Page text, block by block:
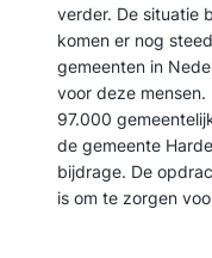
verder. De situatie
komen er nog
gemeenten in
voor deze
97.000
de gemeente
bijdrage. De
is om te zorgen